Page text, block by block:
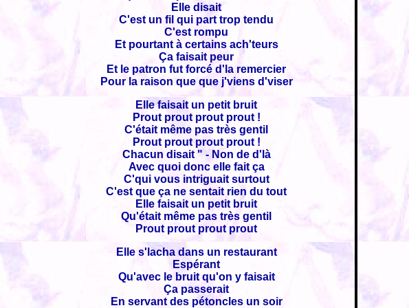
Elle disait
C'est un fil qui part trop tendu
C'est rompu
Et pourtant à certains ach'teurs
Ça faisait peur
Et le patron fut forcé d'la remercier
Pour la raison que que j'viens d'viser
Elle faisait un petit bruit
Prout prout prout prout !
C'était même pas très gentil
Prout prout prout prout !
Chacun disait " - Non de d'là
Avec quoi donc elle fait ça
C'qui vous intriguait surtout
C'est que ça ne sentait rien du tout
Elle faisait un petit bruit
Qu'était même pas très gentil
Prout prout prout prout
Elle s'lacha dans un restaurant
Espérant
Qu'avec le bruit qu'on y faisait
Ça passerait
En servant des pétoncles un soir